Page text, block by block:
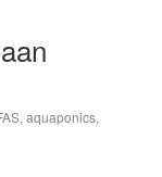
,aquaponics,